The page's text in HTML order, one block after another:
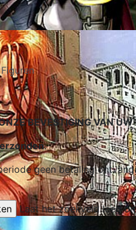
BEVESTIGING VAN UW
.
geen betaling
Laat het zoekveld leeg